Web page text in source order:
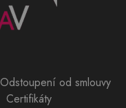
Odstoupení od smlouvy
Certifikáty